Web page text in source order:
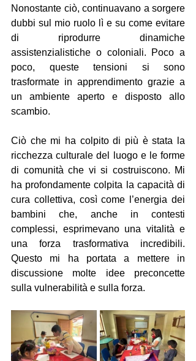
Nonostante ciò, continuavano a sorgere
dubbi sul mio ruolo lì e su come evitare
di riprodurre dinamiche
assistenzialistiche o coloniali. Poco a
poco, queste tensioni si sono
trasformate in apprendimento grazie a
un ambiente aperto e disposto allo
scambio.
Ciò che mi ha colpito di più è stata la
ricchezza culturale del luogo e le forme
di comunità che vi si costruiscono. Mi
ha profondamente colpita la capacità di
cura collettiva, così come l’energia dei
bambini che, anche in contesti
complessi, esprimevano una vitalità e
una forza trasformativa incredibili.
Questo mi ha portata a mettere in
discussione molte idee preconcette
sulla vulnerabilità e sulla forza.